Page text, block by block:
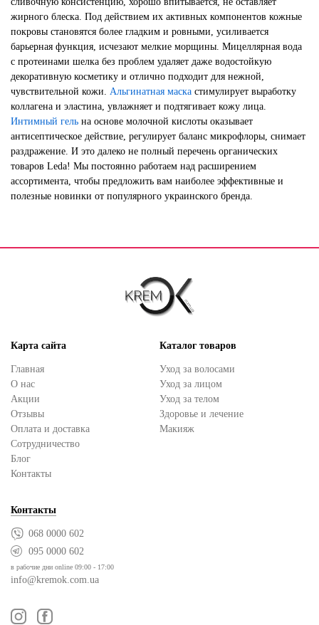
жирного блеска. Под действием их активных компонентов кожные
покровы становятся более гладким и ровными, усиливается
барьерная функция, исчезают мелкие морщины. Мицеллярная вода
с протеинами шелка без проблем удаляет даже водостойкую
декоративную косметику и отлично подходит для нежной,
чувствительной кожи. Альгинатная маска стимулирует выработку
коллагена и эластина, увлажняет и подтягивает кожу лица.
Интимный гель на основе молочной кислоты оказывает
антисептическое действие, регулирует баланс микрофлоры, снимает
раздражение. И это далеко не полный перечень органических
товаров Leda! Мы постоянно работаем над расширением
ассортимента, чтобы предложить вам наиболее эффективные и
полезные новинки от популярного украинского бренда.
Карта сайта
Главная
О нас
Акции
Отзывы
Оплата и доставка
Сотрудничество
Блог
Контакты
Каталог товаров
Уход за волосами
Уход за лицом
Уход за телом
Здоровье и лечение
Макияж
Контакты
068 0000 602
095 0000 602
в рабочие дни online 09:00 - 17:00
info@kremok.com.ua